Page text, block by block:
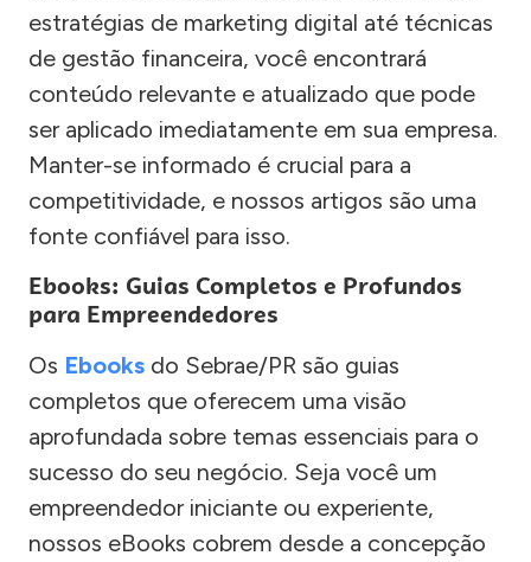
estratégias de marketing digital até técnicas
de gestão financeira, você encontrará
conteúdo relevante e atualizado que pode
ser aplicado imediatamente em sua empresa.
Manter-se informado é crucial para a
competitividade, e nossos artigos são uma
fonte confiável para isso.
Ebooks: Guias Completos e Profundos
para Empreendedores
Os Ebooks do Sebrae/PR são guias
completos que oferecem uma visão
aprofundada sobre temas essenciais para o
sucesso do seu negócio. Seja você um
empreendedor iniciante ou experiente,
nossos eBooks cobrem desde a concepção